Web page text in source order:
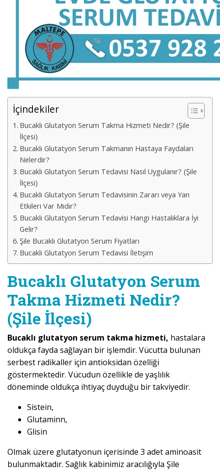
İçindekiler
Bucaklı Glutatyon Serum Takma Hizmeti Nedir? (Şile
İlçesi)
Bucaklı Glutatyon Serum Takmanın Hastaya Faydaları
Nelerdir?
Bucaklı Glutatyon Serum Tedavisi Nasıl Uygulanır? (Şile
İlçesi)
Bucaklı Glutatyon Serum Tedavisinin Zararı veya Yan
Etkileri Var Mıdır?
Bucaklı Glutatyon Serum Tedavisi Hangi Hastalıklara İyi
Gelir?
Şile Bucaklı Glutatyon Serum Fiyatları
Bucaklı Glutatyon Serum Tedavisi İletişim
Bucaklı Glutatyon Serum
Takma Hizmeti Nedir?
(Şile İlçesi)
Bucaklı glutatyon serum takma hizmeti, hastalara
oldukça fayda sağlayan bir işlemdir. Vücutta bulunan
serbest radikaller için antioksidan özelliği
göstermektedir. Vücudun özellikle de yaşlılık
döneminde oldukça ihtiyaç duyduğu bir takviyedir.
Sistein,
Glutaminn,
Glisin
Olmak üzere glutatyonun içerisinde 3 adet aminoasit
bulunmaktadır. Sağlık kabinimiz aracılığıyla Şile